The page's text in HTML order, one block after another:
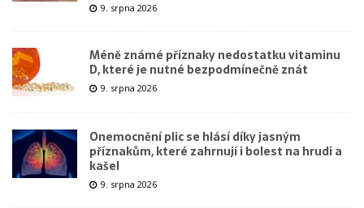
9. srpna 2026
Méně známé příznaky nedostatku vitaminu
D, které je nutné bezpodmínečně znát
9. srpna 2026
Onemocnění plic se hlásí díky jasným
příznakům, které zahrnují i bolest na hrudi a
kašel
9. srpna 2026